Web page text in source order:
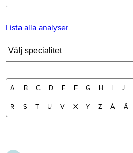
Lista alla analyser
A B C D E F G H I J
R S T U V X Y Z Å Ä